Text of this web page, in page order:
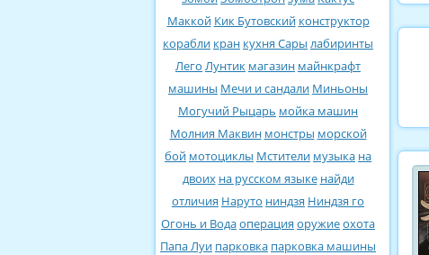
Маккой Кик Бутовский конструктор
корабли кран кухня Сары лабиринты
Лего Лунтик магазин майнкрафт
машины Мечи и сандали Миньоны
Могучий Рыцарь мойка машин
Молния Маквин монстры морской
бой мотоциклы Мстители музыка на
двоих на русском языке найди
отличия Наруто ниндзя Ниндзя го
Огонь и Водаоперация оружиеохота
Папа Луи парковка парковка машины